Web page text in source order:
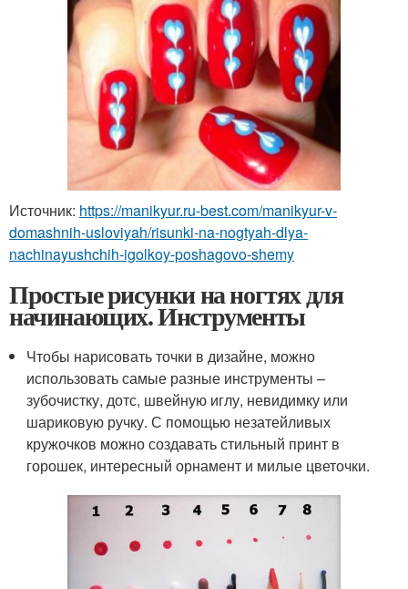
Источник: https://manikyur.ru-best.com/manikyur-v-
domashnih-usloviyah/risunki-na-nogtyah-dlya-
nachinayushchih-igolkoy-poshagovo-shemy
Простые рисунки на ногтях для
начинающих. Инструменты
Чтобы нарисовать точки в дизайне, можно
использовать самые разные инструменты –
зубочистку, дотс, швейную иглу, невидимку или
шариковую ручку. С помощью незатейливых
кружочков можно создавать стильный принт в
горошек, интересный орнамент и милые цветочки.